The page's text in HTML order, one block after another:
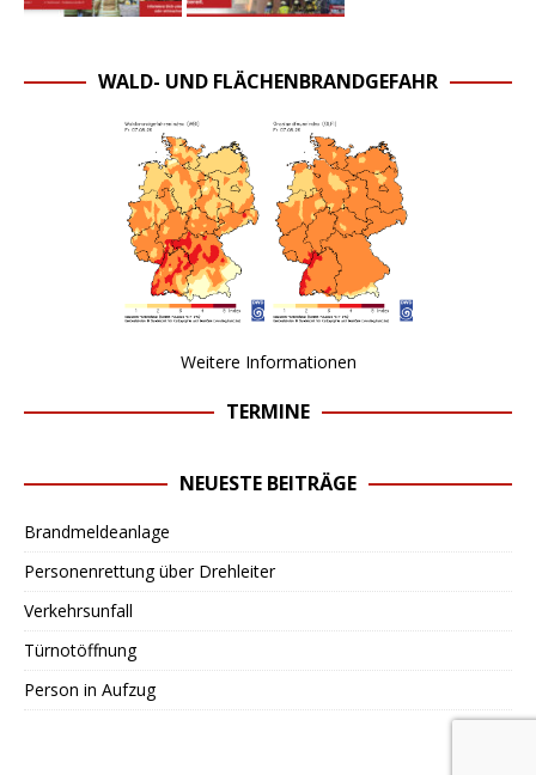
WALD- UND FLÄCHENBRANDGEFAHR
Weitere Informationen
TERMINE
NEUESTE BEITRÄGE
Brandmeldeanlage
Personenrettung über Drehleiter
Verkehrsunfall
Türnotöffnung
Person in Aufzug